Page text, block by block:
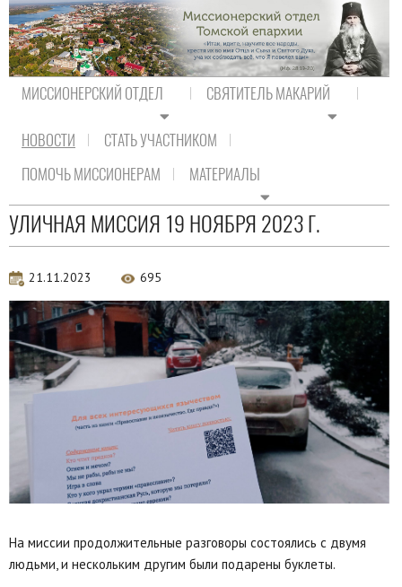
МИССИОНЕРСКИЙ ОТДЕЛ СВЯТИТЕЛЬ МАКАРИЙ
НОВОСТИ
СТАТЬ УЧАСТНИКОМ
ПОМОЧЬ МИССИОНЕРАМ
МАТЕРИАЛЫ
Новости
УЛИЧНАЯ МИССИЯ 19 НОЯБРЯ 2023 Г.
21.11.2023 695
На миссии продолжительные разговоры состоялись с двумя
людьми, и нескольким другим были подарены буклеты.